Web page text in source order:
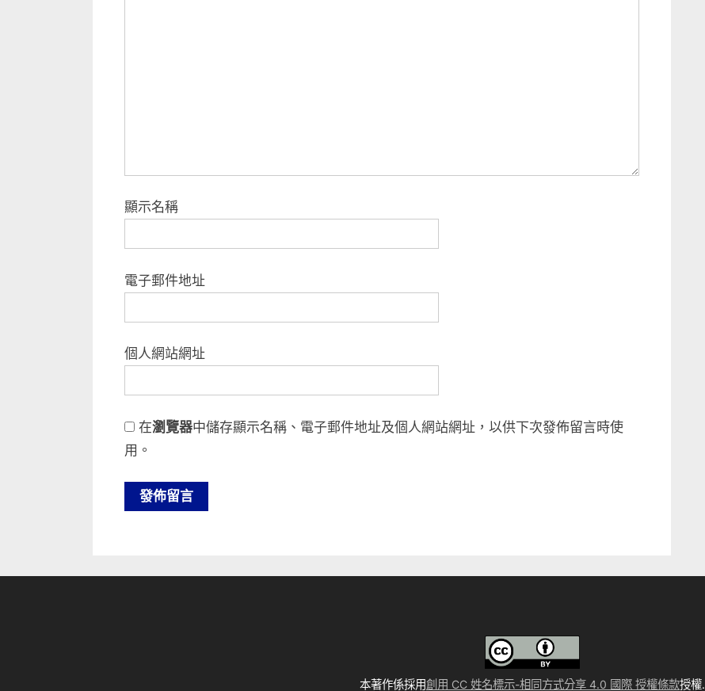
顯示名稱
電子郵件地址
個人網站網址
在瀏覽器中儲存顯示名稱、電子郵件地址及個人網站網址，以供下次發佈留言時使
用。
本著作係採用創用 CC 姓名標示-相同方式分享 4.0 國際 授權條款授權.